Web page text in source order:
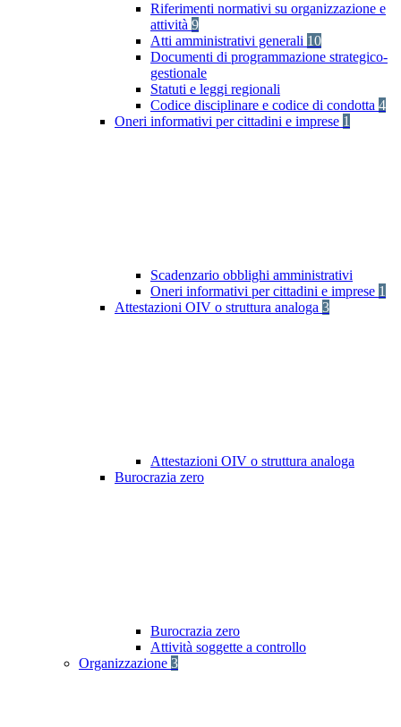
Riferimenti normativi su organizzazione e
attività 9
Atti amministrativi generali 10
Documenti di programmazione strategico-
gestionale
Statuti e leggi regionali
Codice disciplinare e codice di condotta 4
Oneri informativi per cittadini e imprese 1
Scadenzario obblighi amministrativi
Oneri informativi per cittadini e imprese 1
Attestazioni OIV o struttura analoga 3
Attestazioni OIV o struttura analoga
Burocrazia zero
Burocrazia zero
Attività soggette a controllo
Organizzazione 3